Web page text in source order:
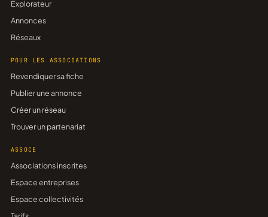
Explorateur
Annonces
Réseaux
POUR LES ASSOCIATIONS
Revendiquer sa fiche
Publier une annonce
Créer un réseau
Trouver un partenariat
ASSOCE
Associations inscrites
Espace entreprises
Espace collectivités